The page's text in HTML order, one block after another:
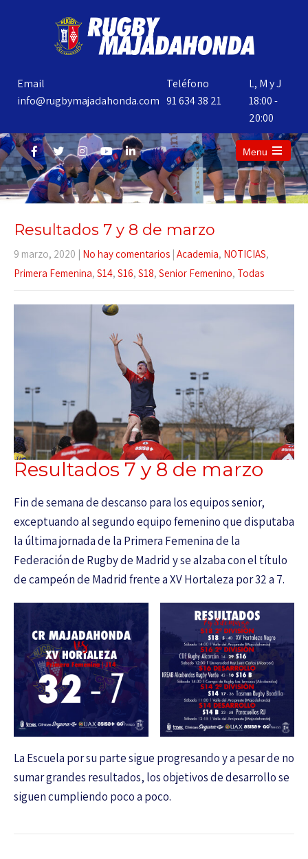
Email
info@rugbymajadahonda.com
Teléfono
91 634 38 21
L, M y J
18:00 -
20:00
Menu
Resultados 7 y 8 de marzo
9 marzo, 2020 | No hay comentarios | Academia, NOTICIAS,
Primera Femenina, S14, S16, S18, Senior Femenino, Todas
Resultados 7 y 8 de marzo
Fin de semana de descanso para los equipos senior,
exceptuando al segundo equipo femenino que disputaba
la última jornada de la Primera Femenina de la
Federación de Rugby de Madrid y se alzaba con el título
de campeón de Madrid frente a XV Hortaleza por 32 a 7.
La Escuela por su parte sigue progresando y a pesar de no
sumar grandes resultados, los objetivos de desarrollo se
siguen cumpliendo poco a poco.